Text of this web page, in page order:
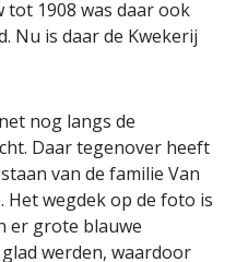
tot 1908 was daar ook
Nu is daar de Kwekerij
nog langs de
Daar tegenover heeft
van de familie Van
wegdek op de foto is
er grote blauwe
werden, waardoor